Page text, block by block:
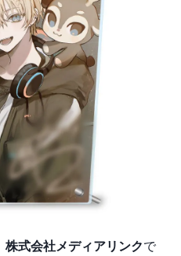
株式会社メディアリンクで